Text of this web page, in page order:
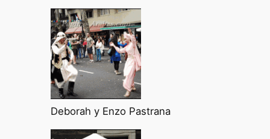
Deborah y Enzo Pastrana